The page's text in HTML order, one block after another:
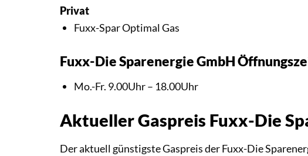
Privat
Fuxx-Spar Optimal Gas
Fuxx-Die Sparenergie GmbH
Mo.-Fr. 9.00Uhr – 18.00Uhr
Aktueller Gaspreis Fuxx-Die
Der aktuell günstigste Gaspreis der Fuxx-Die